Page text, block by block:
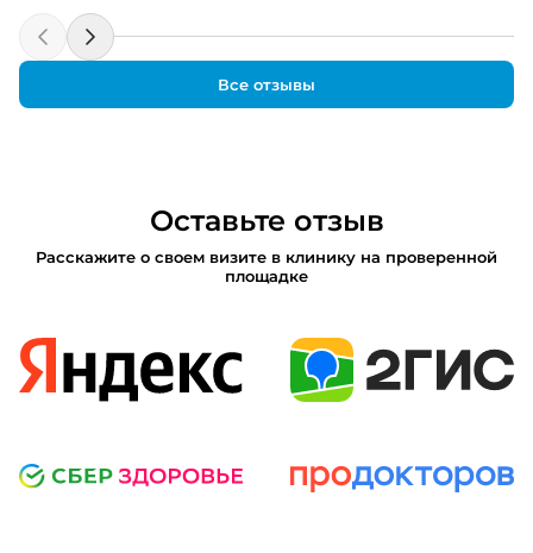
Все отзывы
Оставьте отзыв
Расскажите о своем визите в клинику на проверенной
площадке